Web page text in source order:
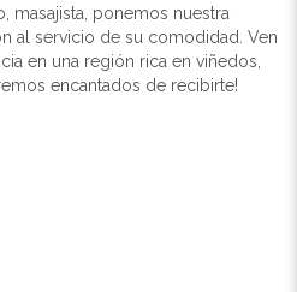
masajista, ponemos nuestra
al servicio de su comodidad. Ven
en una región rica en viñedos,
encantados de recibirte!